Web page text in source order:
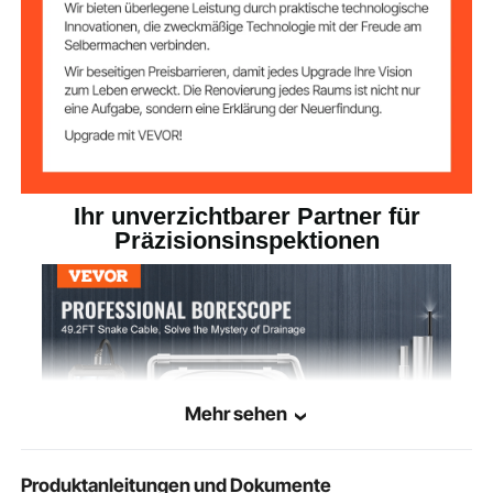
Auflösung 1920 x 1080
Nettogewicht 1,8 lbs / 0,813 kg
Produktabmessun
Ihr unverzichtbarer Partner für
Präzisionsinspektionen
Mehr sehen
Produktanleitungen und Dokumente